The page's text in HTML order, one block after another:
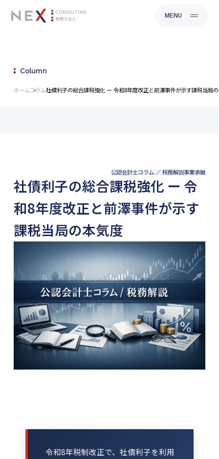
CLOSE
MENU
Column
ホームコラム社債利子の総合課税強化 ー 令和8年度改正と前澤事件が示す課税当局
公認会計士コラム ／ 税務解説事業承継
社債利子の総合課税強化 ー 令
和8年度改正と前澤事件が示す
課税当局の本気度
令和8年税制改正で、社債利子を利用